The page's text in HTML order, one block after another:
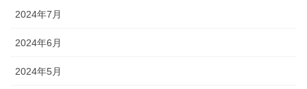
2024年7月
2024年6月
2024年5月